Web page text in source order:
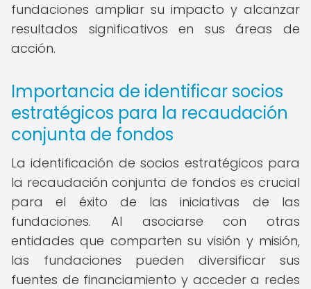
fundaciones ampliar su impacto y alcanzar
resultados significativos en sus áreas de
acción.
Importancia de identificar socios
estratégicos para la recaudación
conjunta de fondos
La identificación de socios estratégicos para
la recaudación conjunta de fondos es crucial
para el éxito de las iniciativas de las
fundaciones. Al asociarse con otras
entidades que comparten su visión y misión,
las fundaciones pueden diversificar sus
fuentes de financiamiento y acceder a redes